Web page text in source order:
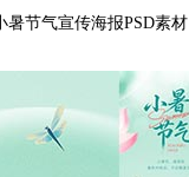
暑节气宣传海报PSD素材